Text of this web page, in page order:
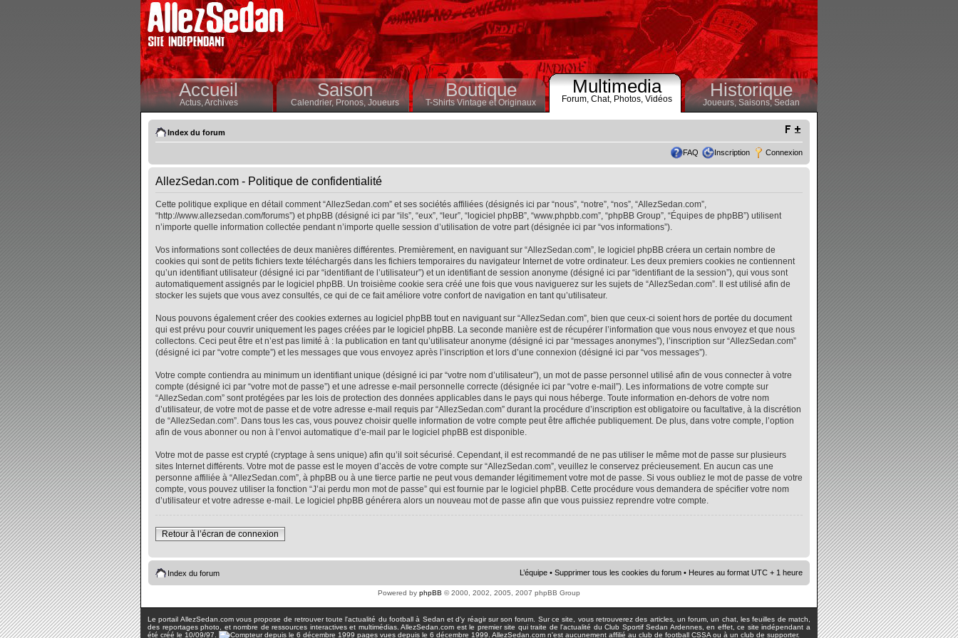
Accueil
Actus,Archives
Saison
Calendrier,Pronos, Joueurs
Boutique
T-Shirts Vintage et Originaux
Multimedia
Forum, Chat, Photos, Vidéos Historique
Joueurs, Saisons,Sedan
Index du forum
FAQ Inscription Connexion
AllezSedan.com - Politique de confidentialité
Cette politique explique en détail comment “AllezSedan.com” et ses sociétés affiliées (désignés ici par “nous”, “notre”, “nos”, “AllezSedan.com”,
“http://www.allezsedan.com/forums”) et phpBB (désigné ici par “ils”, “eux”, “leur”, “logiciel phpBB”, “www.phpbb.com”, “phpBB Group”, “Équipes de phpBB”) utilisent
n’importe quelle information collectée pendant n’importe quelle session d’utilisation de votre part (désignée ici par “vos informations”).
Vos informations sont collectées de deux manières différentes. Premièrement, en naviguant sur “AllezSedan.com”, le logiciel phpBB créera un certain nombre de
cookies qui sont de petits fichiers texte téléchargés dans les fichiers temporaires du navigateur Internet de votre ordinateur. Les deux premiers cookies ne contiennent
qu’un identifiant utilisateur (désigné ici par “identifiant de l’utilisateur”) et un identifiant de session anonyme (désigné ici par “identifiant de la session”), qui vous sont
automatiquement assignés par le logiciel phpBB. Un troisième cookie sera créé une fois que vous naviguerez sur les sujets de “AllezSedan.com”. Il est utilisé afin de
stocker les sujets que vous avez consultés, ce qui de ce fait améliore votre confort de navigation en tant qu’utilisateur.
Nous pouvons également créer des cookies externes au logiciel phpBB tout en naviguant sur “AllezSedan.com”, bien que ceux-ci soient hors de portée du document
qui est prévu pour couvrir uniquement les pages créées par le logiciel phpBB. La seconde manière est de récupérer l’information que vous nous envoyez et que nous
collectons. Ceci peut être et n’est pas limité à : la publication en tant qu’utilisateur anonyme (désigné ici par “messages anonymes”), l’inscription sur “AllezSedan.com”
(désigné ici par “votre compte”) et les messages que vous envoyez après l’inscription et lors d’une connexion (désigné ici par “vos messages”).
Votre compte contiendra au minimum un identifiant unique (désigné ici par “votre nom d’utilisateur”), un mot de passe personnel utilisé afin de vous connecter à votre
compte (désigné ici par “votre mot de passe”) et une adresse e-mail personnelle correcte (désignée ici par “votre e-mail”). Les informations de votre compte sur
“AllezSedan.com” sont protégées par les lois de protection des données applicables dans le pays qui nous héberge. Toute information en-dehors de votre nom
d’utilisateur, de votre mot de passe et de votre adresse e-mail requis par “AllezSedan.com” durant la procédure d’inscription est obligatoire ou facultative, à la discrétion
de “AllezSedan.com”. Dans tous les cas, vous pouvez choisir quelle information de votre compte peut être affichée publiquement. De plus, dans votre compte, l’option
afin de vous abonner ou non à l’envoi automatique d’e-mail par le logiciel phpBB est disponible.
Votre mot de passe est crypté (cryptage à sens unique) afin qu’il soit sécurisé. Cependant, il est recommandé de ne pas utiliser le même mot de passe sur plusieurs
sites Internet différents. Votre mot de passe est le moyen d’accès de votre compte sur “AllezSedan.com”, veuillez le conservez précieusement. En aucun cas une
personne affiliée à “AllezSedan.com”, à phpBB ou à une tierce partie ne peut vous demander légitimement votre mot de passe. Si vous oubliez le mot de passe de votre
compte, vous pouvez utiliser la fonction “J’ai perdu mon mot de passe” qui est fournie par le logiciel phpBB. Cette procédure vous demandera de spécifier votre nom
d’utilisateur et votre adresse e-mail. Le logiciel phpBB générera alors un nouveau mot de passe afin que vous puissiez reprendre votre compte.
Retour à l’écran de connexion
Index du forum L’équipe • Supprimer tous les cookies du forum • Heures au format UTC + 1 heure
Powered by phpBB © 2000, 2002, 2005, 2007 phpBB Group
Le portail AllezSedan.com vous propose de retrouver toute l'actualité du football à Sedan et d'y réagir sur son forum. Sur ce site, vous retrouverez des articles, un forum, un chat, les feuilles de match,
des reportages photo, et nombre de ressources interactives et multimédias. AllezSedan.com est le premier site qui traite de l'actualité du Club Sportif Sedan Ardennes, en effet, ce site indépendant a
été créé le 10/09/97.
pages vues depuis le 6 décembre 1999. AllezSedan.com n'est aucunement affilié au club de football CSSA ou à un club de supporter.